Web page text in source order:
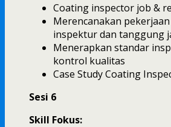
Coating inspector job &
Merencanakan
inspektur dan tanggung
Menerapkan standar
kontrol kualitas
Case Study Coating
Sesi 6
Skill Fokus: